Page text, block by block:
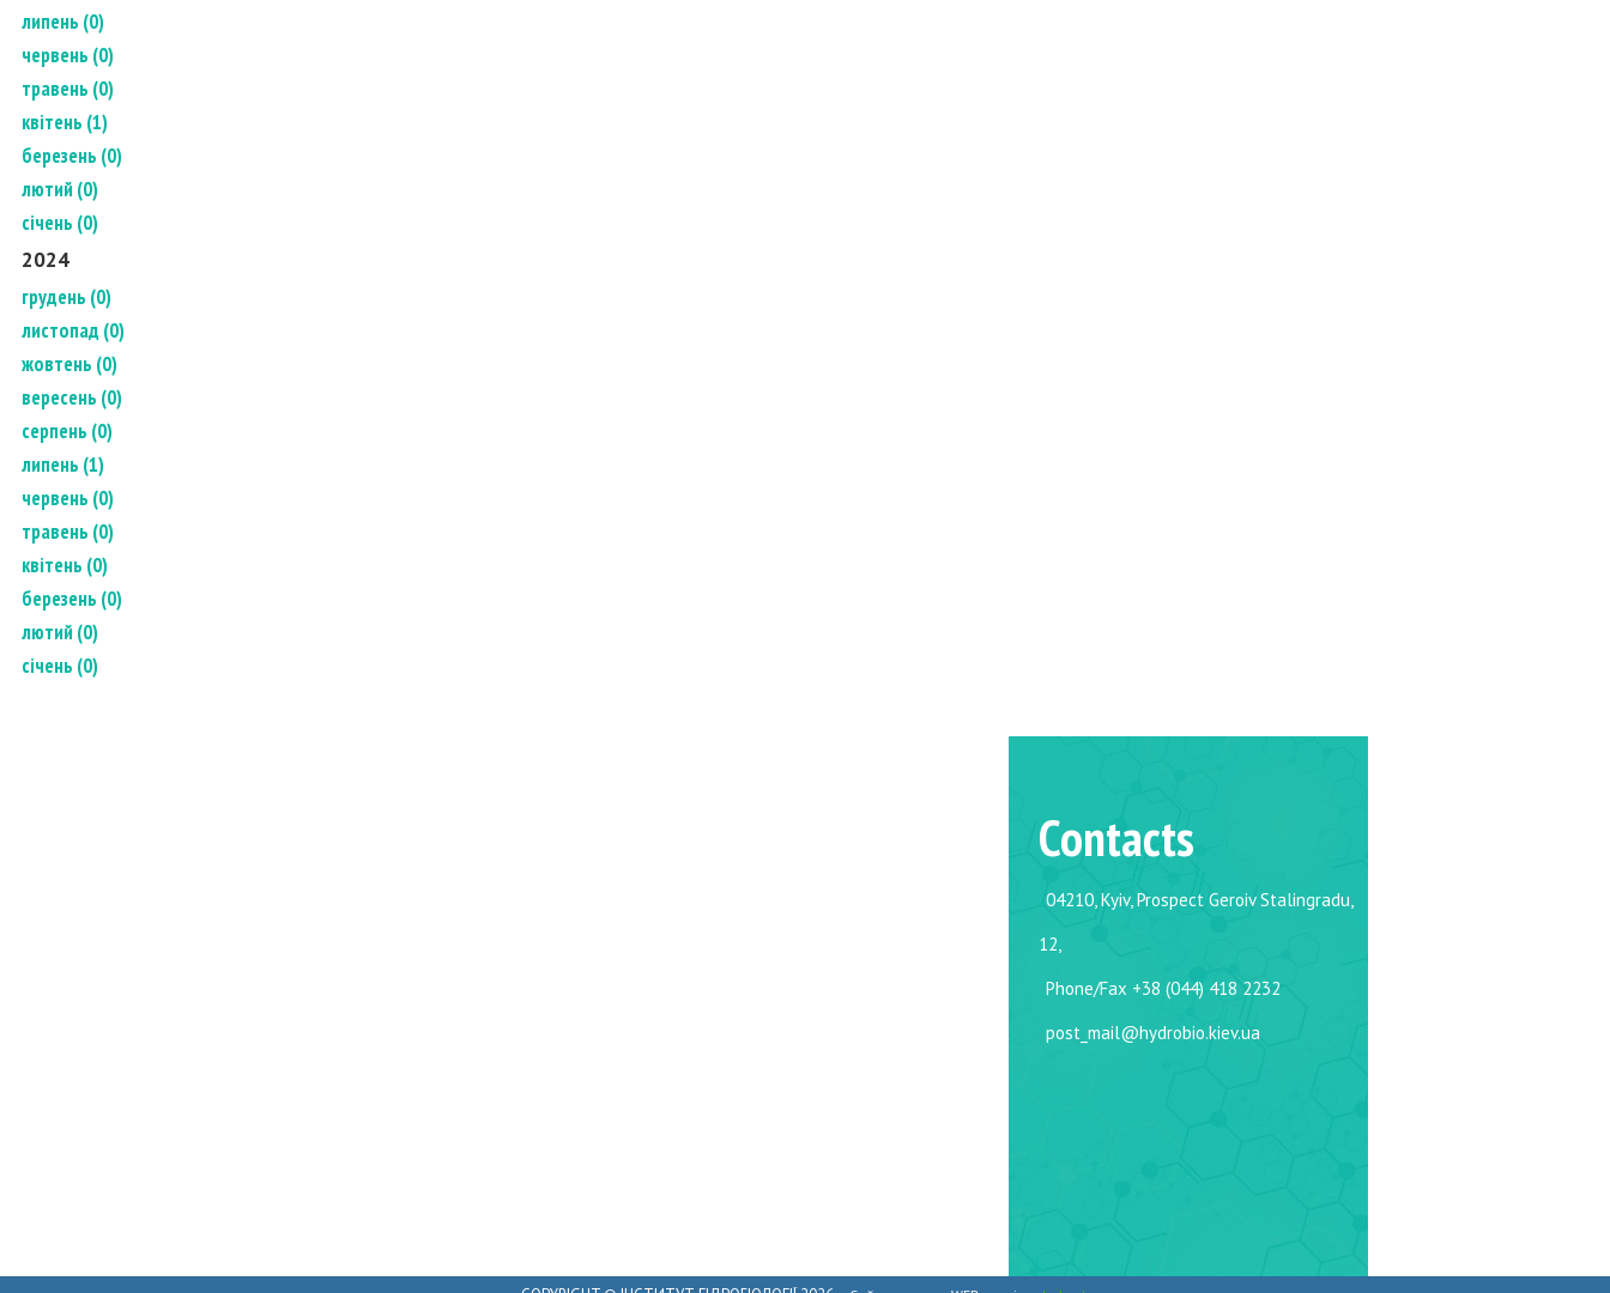
липень (0)
червень (0)
травень (0)
квітень (1)
березень (0)
лютий (0)
січень (0)
2024
грудень (0)
листопад (0)
жовтень (0)
вересень (0)
серпень (0)
липень (1)
червень (0)
травень (0)
квітень (0)
березень (0)
лютий (0)
січень (0)
Contacts
04210, Kyiv, Prospect Geroiv Stalingradu,
12,
Phone/Fax +38 (044) 418 2232
post_mail@hydrobio.kiev.ua